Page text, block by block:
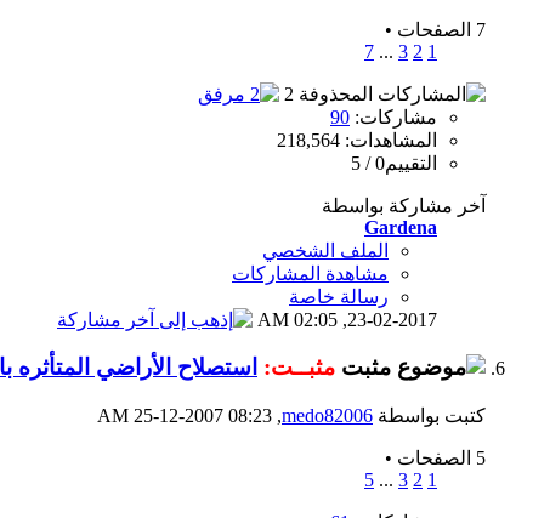
7 الصفحات
•
1
2
3
...
7
مشاركات: 90
المشاهدات: 218,564
التقييم0 / 5
آخر مشاركة بواسطة
Gardena
الملف الشخصي
مشاهدة المشاركات
رسالة خاصة
23-02-2017,
02:05 AM
مثبــت: استصلاح الأراضي المتأثره
كتبت بواسطة medo82006
‏, 25-12-2007 08:23 AM
5 الصفحات
•
1
2
3
...
5